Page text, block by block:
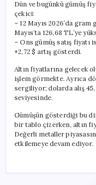
Dün ve bugünkü gümüş
çekici:
– 12 Mayıs 2026’da gram
Mayıs’ta 126,68 TL’ye
– Ons gümüş satış fiyatı
+2,72 $ artış gösterdi.
Altın fiyatlarına gelecek
işlem görmekte. Ayrıca
sergiliyor; dolarda alış
seviyesinde.
Gümüşün gösterdiği bu
bir tablo çizerken, altın
Değerli metaller
etkilemeye devam ediyor.